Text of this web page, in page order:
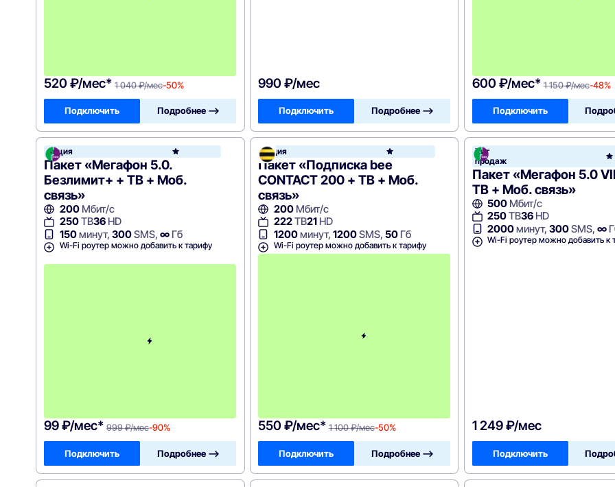
520 ₽/мес* 1 040 ₽/мес-50%
Подключить Подробнее —>
990 ₽/мес
Подключить Подробнее —>
600 ₽/мес* 1 150 ₽/мес-48%
Подключить
Акция МегаФон
Пакет «Мегафон 5.0.
Безлимит+ + ТВ + Моб.
связь»
200Мбит/с
250ТВ36HD
150минут, 300SMS, ∞Гб
Wi-Fi роутер можно добавить к тарифу
99 ₽/мес* 999 ₽/мес-90%
Подключить Подробнее —>
Акция
Пакет «Подписка bee
CONTACT 200 + ТВ + Моб.
связь»
200Мбит/с
222ТВ21 HD
1200минут, 1200SMS, 50Гб
Wi-Fi роутер можно добавить к тарифу
550 ₽/мес* 1 100 ₽/мес-50%
Подключить Подробнее —>
Хит
продаж
Пакет «Мегафон 5.0
ТВ + Моб. связь»
500 Мбит/с
250ТВ36 HD
2000минут,300SMS,∞
Wi-Fi роутер можно добавить к
1 249 ₽/мес
Подключить